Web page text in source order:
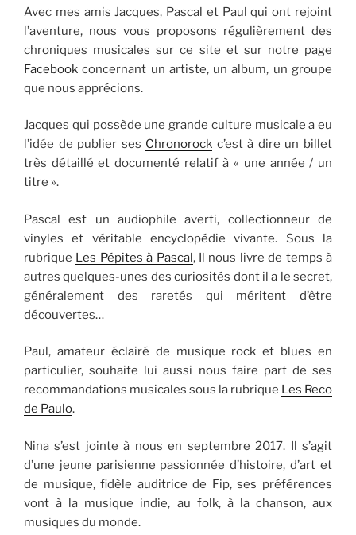
Avec mes amis Jacques, Pascal et Paul qui ont rejoint
l’aventure, nous vous proposons régulièrement des
chroniques musicales sur ce site et sur notre page
Facebook concernant un artiste, un album, un groupe
que nous apprécions.
Jacques qui possède une grande culture musicale a eu
l’idée de publier ses Chronorock c’est à dire un billet
très détaillé et documenté relatif à « une année / un
titre ».
Pascal est un audiophile averti, collectionneur de
vinyles et véritable encyclopédie vivante. Sous la
rubrique Les Pépites à Pascal, Il nous livre de temps à
autres quelques-unes des curiosités dont il a le secret,
généralement des raretés qui méritent d’être
découvertes…
Paul, amateur éclairé de musique rock et blues en
particulier, souhaite lui aussi nous faire part de ses
recommandations musicales sous la rubrique Les Reco
de Paulo.
Nina s’est jointe à nous en septembre 2017. Il s’agit
d’une jeune parisienne passionnée d’histoire, d’art et
de musique, fidèle auditrice de Fip, ses préférences
vont à la musique indie, au folk, à la chanson, aux
musiques du monde.